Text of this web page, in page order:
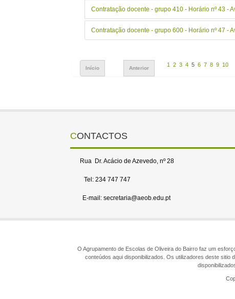
Contratação docente - grupo 410 - Horário nº 43 -
Contratação docente - grupo 600 - Horário nº 47 -
Início Anterior
1 2 3 4 5 6 7 8 9 10
CONTACTOS
Rua Dr. Acácio de Azevedo, nº 28
Tel: 234 747 747
E-mail: secretaria@aeob.edu.pt
O Agrupamento de Escolas de Oliveira do Bairro faz um
conteúdos aqui disponibilizados. Os utilizadores deste